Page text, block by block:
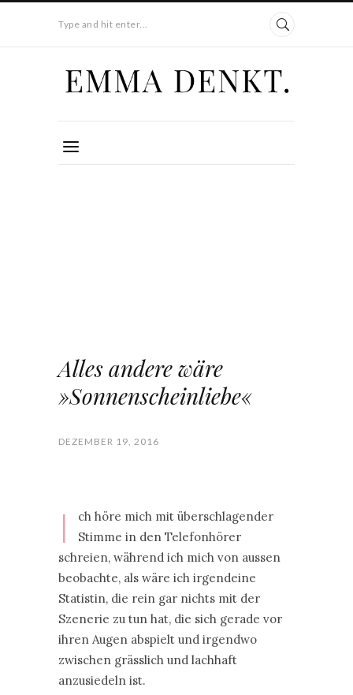
Type and hit enter...
Alles andere wäre
»Sonnenscheinliebe«
DEZEMBER 19, 2016
I
ch höre mich mit überschlagender
Stimme in den Telefonhörer
schreien, während ich mich von aussen
beobachte, als wäre ich irgendeine
Statistin, die rein gar nichts mit der
Szenerie zu tun hat, die sich gerade vor
ihren Augen abspielt und irgendwo
zwischen grässlich und lachhaft
anzusiedeln ist.